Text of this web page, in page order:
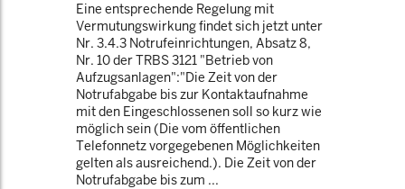
Eine entsprechende Regelung mit
Vermutungswirkung findet sich jetzt unter
Nr. 3.4.3 Notrufeinrichtungen, Absatz 8,
Nr. 10 der TRBS 3121 "Betrieb von
Aufzugsanlagen":"Die Zeit von der
Notrufabgabe bis zur Kontaktaufnahme
mit den Eingeschlossenen soll so kurz wie
möglich sein (Die vom öffentlichen
Telefonnetz vorgegebenen Möglichkeiten
gelten als ausreichend.). Die Zeit von der
Notrufabgabe bis zum ...